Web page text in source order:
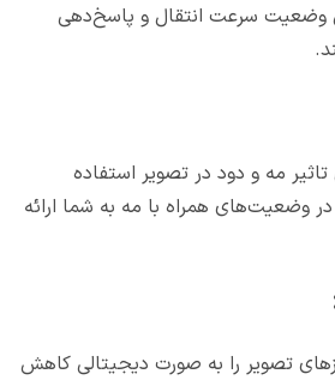
وضعیت سرعت انتقال و پاسخ‌دهی
مه و دود در تصویر استفاده
وضعیت‌های همراه با مه به شما ارائه
تصویر را به صورت دیجیتالی کاهش